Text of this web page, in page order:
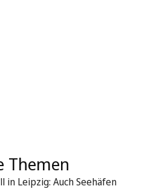
Themen
in Leipzig: Auch Seehäfen